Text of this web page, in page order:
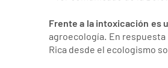
Frente a la intoxicación es
agroecología. En
Rica desde el ecologismo